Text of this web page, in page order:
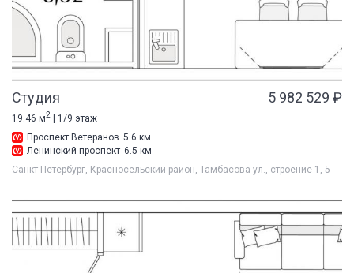
Студия 5 982 529 ₽
19.46 м2
| 1/9 этаж
Проспект Ветеранов 5.6 км
Ленинский проспект 6.5 км
Санкт-Петербург, Красносельский район, Тамбасова ул., строение 1, 5